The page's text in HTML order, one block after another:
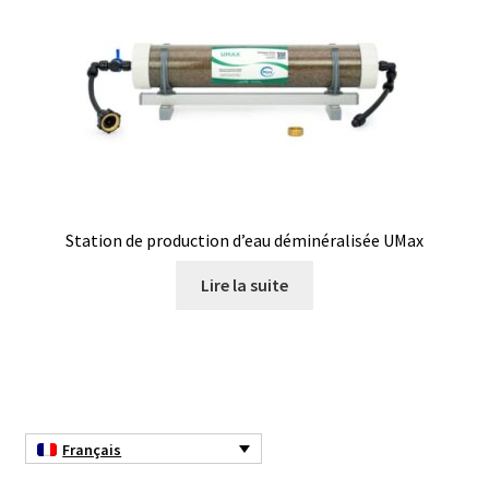
Mesure du temps
Microscope
Station de production d’eau déminéralisée UMax
Lire la suite
Français